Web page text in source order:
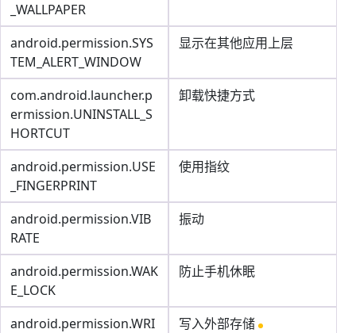
_WALLPAPER
android.permission.SYS
TEM_ALERT_WINDOW
显示在其他应用上层
com.android.launcher.p
ermission.UNINSTALL_S
HORTCUT
卸载快捷方式
android.permission.USE
_FINGERPRINT
使用指纹
android.permission.VIB
RATE
振动
android.permission.WAK
E_LOCK
防止手机休眠
android.permission.WRI
写入外部存储